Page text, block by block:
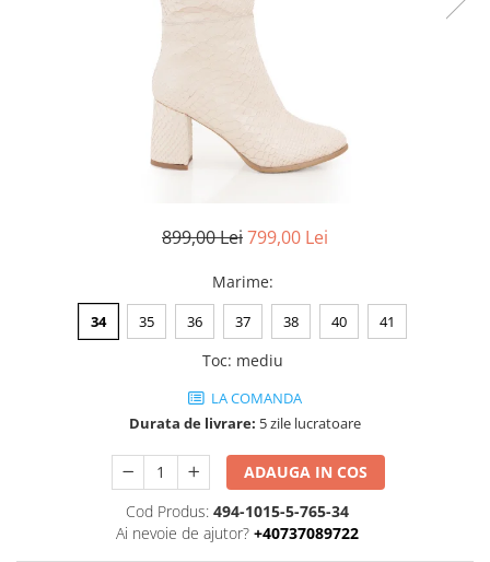
899,00 Lei799,00 Lei
Marime:
34 35 36 37 38 40 41
Toc: mediu
LA COMANDA
Durata de livrare: 5 zile lucratoare
ADAUGA IN COS
Cod Produs: 494-1015-5-765-34
Ai nevoie de ajutor? +40737089722